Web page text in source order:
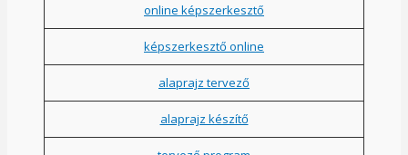
online képszerkesztő
képszerkesztő online
alaprajz tervező
alaprajz készítő